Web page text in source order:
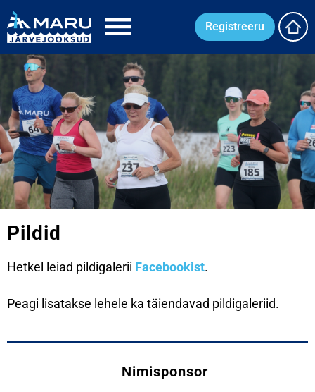
Registreeru
Pildid
Hetkel leiad pildigalerii Facebookist.
Peagi lisatakse lehele ka täiendavad pildigaleriid.
Nimisponsor